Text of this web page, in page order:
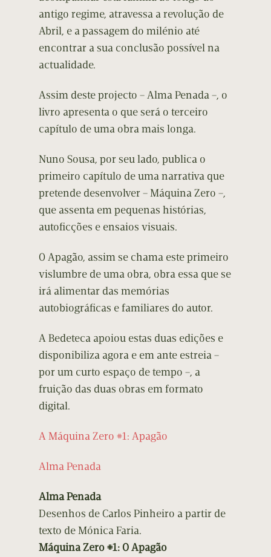
antigo regime, atravessa a revolução de
Abril, e a passagem do milénio até
encontrar a sua conclusão possível na
actualidade.
Assim deste projecto – Alma Penada –, o
livro apresenta o que será o terceiro
capítulo de uma obra mais longa.
Nuno Sousa, por seu lado, publica o
primeiro capítulo de uma narrativa que
pretende desenvolver – Máquina Zero –,
que assenta em pequenas histórias,
autoficções e ensaios visuais.
O Apagão, assim se chama este primeiro
vislumbre de uma obra, obra essa que se
irá alimentar das memórias
autobiográficas e familiares do autor.
A Bedeteca apoiou estas duas edições e
disponibiliza agora e em ante estreia –
por um curto espaço de tempo –, a
fruição das duas obras em formato
digital.
A Máquina Zero #1: Apagão
Alma Penada
Alma Penada
Desenhos de Carlos Pinheiro a partir de
texto de Mónica Faria.
Máquina Zero #1: O Apagão